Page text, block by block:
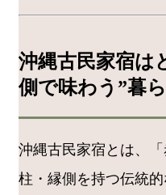
沖縄古民家宿は
側で味わう”暮
沖縄古民家宿とは、
柱・縁側を持つ伝統